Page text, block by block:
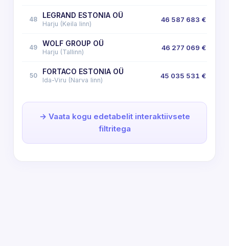
48 LEGRAND ESTONIA OÜ
Harju (Keila linn)
46 587 683 €
49 WOLF GROUP OÜ
Harju (Tallinn)
46 277 069 €
50 FORTACO ESTONIA OÜ
Ida-Viru (Narva linn)
45 035 531 €
→ Vaata kogu edetabelit interaktiivsete
filtritega